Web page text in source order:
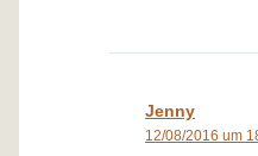
Jenny
12/08/2016 um